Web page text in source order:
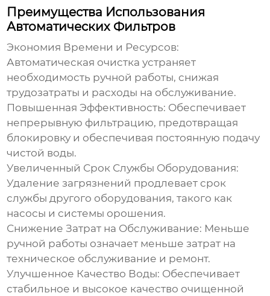
Преимущества Использования
Автоматических Фильтров
Экономия Времени и Ресурсов:
Автоматическая очистка устраняет
необходимость ручной работы, снижая
трудозатраты и расходы на обслуживание.
Повышенная Эффективность: Обеспечивает
непрерывную фильтрацию, предотвращая
блокировку и обеспечивая постоянную подачу
чистой воды.
Увеличенный Срок Службы Оборудования:
Удаление загрязнений продлевает срок
службы другого оборудования, такого как
насосы и системы орошения.
Снижение Затрат на Обслуживание: Меньше
ручной работы означает меньше затрат на
техническое обслуживание и ремонт.
Улучшенное Качество Воды: Обеспечивает
стабильное и высокое качество очищенной